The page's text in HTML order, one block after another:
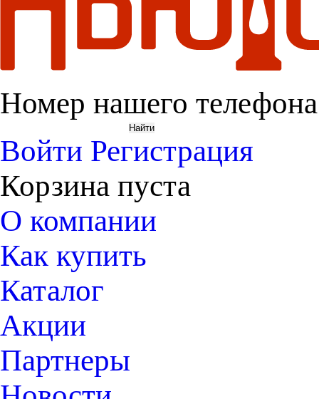
Номер нашего
Войти Регистрация
Корзина пуста
О компании
Как купить
Каталог
Акции
Партнеры